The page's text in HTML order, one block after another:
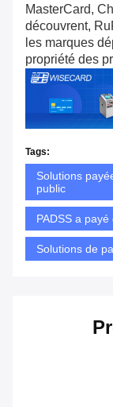
MasterCard,
découvrent,
les marques
propriété des
Tags:
Solutions
public
PADSS a
Solutions de